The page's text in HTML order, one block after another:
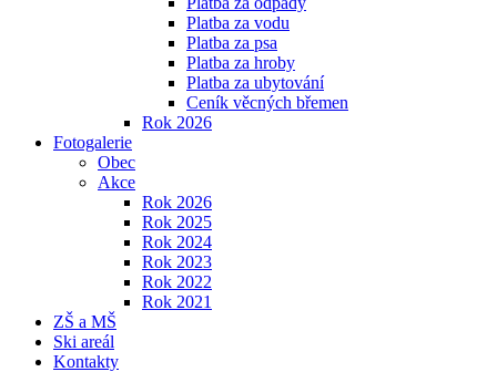
Platba za vodu
Platba za psa
Platba za hroby
Platba za ubytování
Ceník věcných břemen
Rok 2026
Fotogalerie
Obec
Akce
Rok 2026
Rok 2025
Rok 2024
Rok 2023
Rok 2022
Rok 2021
ZŠ a MŠ
Ski areál
Kontakty